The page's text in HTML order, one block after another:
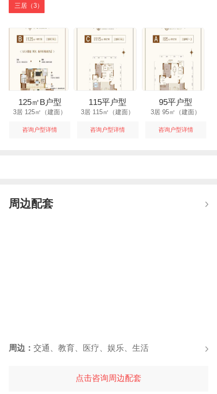
三居（3）
125㎡B户型
3居 125㎡（建面）
咨询户型详情
115平户型
3居 115㎡（建面）
咨询户型详情
95平户型
3居 95㎡（建面）
咨询户型详情
周边配套
周边： 交通、教育、医疗、娱乐、生活
点击咨询周边配套